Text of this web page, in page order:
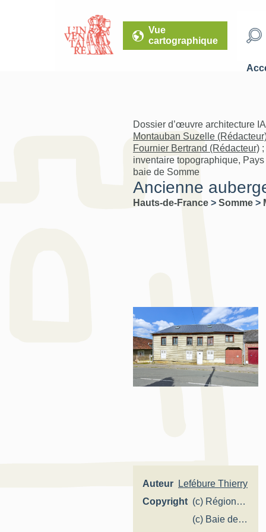
Vue
cartographique
Dossier d’œuvre architecture
Montauban Suzelle
Fournier Bertrand (Rédacteur) ;
inventaire topographique,
baie de Somme
Ancienne
Hauts-de-France > Somme >
Auteur
Lefébure Thierry
Copyright (c) Région
Hauts-de-
(c) Baie de